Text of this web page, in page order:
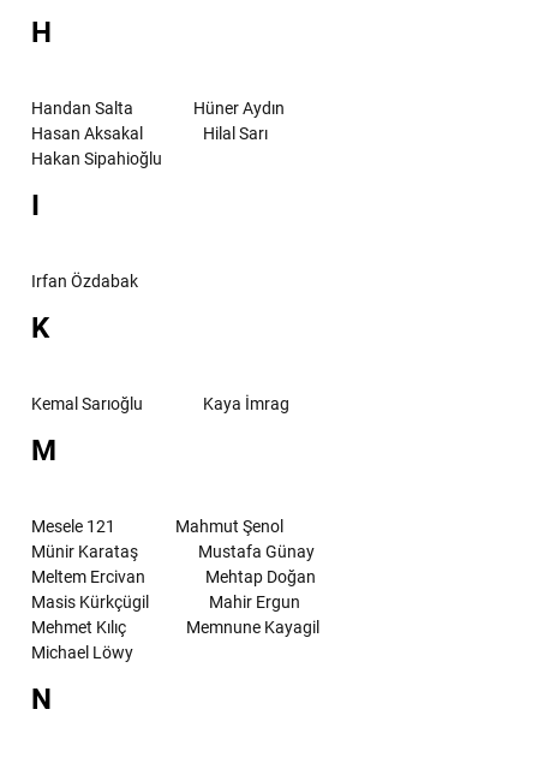
H
Handan Salta
Hüner Aydın
Hasan Aksakal
Hilal Sarı
Hakan Sipahioğlu
I
Irfan Özdabak
K
Kemal Sarıoğlu Kaya İmrag
M
Mesele 121
Mahmut Şenol
Münir Karataş
Mustafa Günay
Meltem Ercivan
Mehtap Doğan
Masis Kürkçügil
Mahir Ergun
Mehmet Kılıç
Memnune Kayagil
Michael Löwy
N